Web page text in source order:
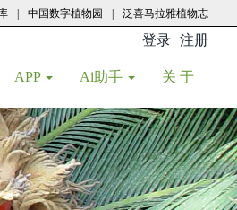
中国数字植物园 泛喜马拉雅植物志
登录 注册
APP Ai助手 关 于